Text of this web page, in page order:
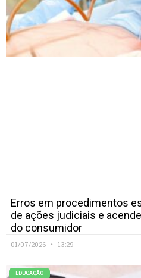
Erros em procedimentos
de ações judiciais e
do consumidor
01/07/2026 13:29
EDUCAÇÃO